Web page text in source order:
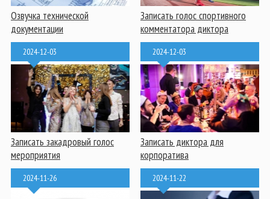
Озвучка технической
документации
Записать голос спортивного
комментатора диктора
2024-12-03
Записать закадровый голос
мероприятия
2024-12-03
Записать диктора для
корпоратива
2024-11-26 2024-11-22